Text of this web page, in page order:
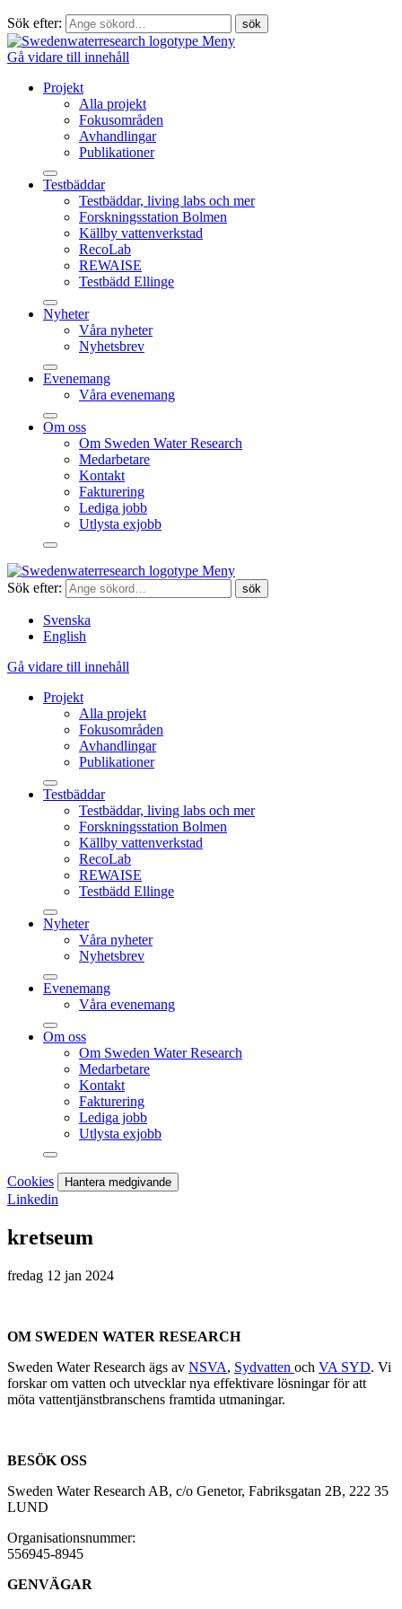
Sök efter:
Meny
Gå vidare till innehåll
Projekt
Alla projekt
Fokusområden
Avhandlingar
Publikationer
Testbäddar
Testbäddar, living labs och mer
Forskningsstation Bolmen
Källby vattenverkstad
RecoLab
REWAISE
Testbädd Ellinge
Nyheter
Våra nyheter
Nyhetsbrev
Evenemang
Våra evenemang
Om oss
Om Sweden Water Research
Medarbetare
Kontakt
Fakturering
Lediga jobb
Utlysta exjobb
Meny
Sök efter:
Svenska
English
Gå vidare till innehåll
Projekt
Alla projekt
Fokusområden
Avhandlingar
Publikationer
Testbäddar
Testbäddar, living labs och mer
Forskningsstation Bolmen
Källby vattenverkstad
RecoLab
REWAISE
Testbädd Ellinge
Nyheter
Våra nyheter
Nyhetsbrev
Evenemang
Våra evenemang
Om oss
Om Sweden Water Research
Medarbetare
Kontakt
Fakturering
Lediga jobb
Utlysta exjobb
Cookies Hantera medgivande
Linkedin
kretseum
fredag 12 jan 2024
OM SWEDEN WATER RESEARCH
Sweden Water Research ägs av NSVA, Sydvatten och VA SYD. Vi
forskar om vatten och utvecklar nya effektivare lösningar för att
möta vattentjänstbranschens framtida utmaningar.
BESÖK OSS
Sweden Water Research AB, c/o Genetor, Fabriksgatan 2B, 222 35
LUND
Organisationsnummer:
556945-8945
GENVÄGAR